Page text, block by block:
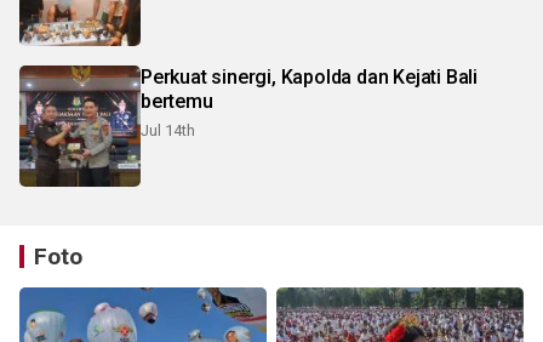
Perkuat sinergi, Kapolda dan Kejati Bali
bertemu
Jul 14th
Foto